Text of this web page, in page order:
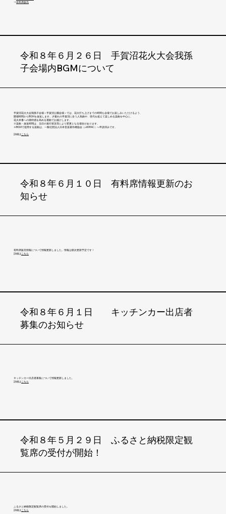
​⇒有料席販売
令和８年６月２６日 手賀沼花火大会我孫
子会場内BGMについて
手賀沼花火大会我孫子会場＜手賀沼公園会場＞では、花火打ち上げまでの時間も会場でお楽しみいただけるよう、
開場時間からBGMを放送します。夕暮れの手賀沼に合う人気曲や、世代を超えて楽しめる楽曲を中心に、
花火本番への期待感を高める選曲でお届けします。
※楽曲・放送時間は、当日の進行状況等により変更となる場合があります。
※BGMで使用する楽曲は、一般社団法人日本音楽著作権協会（JASRAC）へ申請済みです。
​詳細はこちら
令和８年６月１０日 有料席情報更新のお
知らせ
有料席販売情報について情報更新しました。情報は順次更新予定です！
​詳細はこちら
令和８年６月１日 キッチンカー出店者
募集のお知らせ
キッチンカー出店者募集について情報更新しました。
​詳細はこちら
令和８年５月２９日 ふるさと納税限定観
覧席の受付が開始！
ふるさと納税限定観覧席の受付を開始しました。
​詳細はこちら